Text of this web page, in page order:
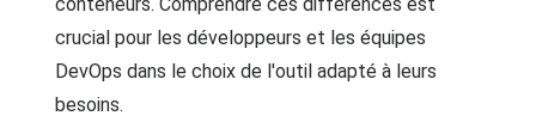
crucial pour les développeurs et les équipes
DevOps dans le choix de l'outil adapté à leurs
besoins.